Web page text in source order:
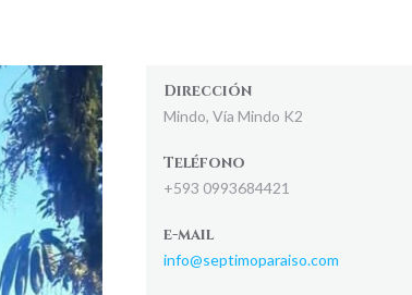
Dirección
Mindo, Vía Mindo K2
Teléfono
+593 0993684421
e-mail
info@septimoparaiso.com